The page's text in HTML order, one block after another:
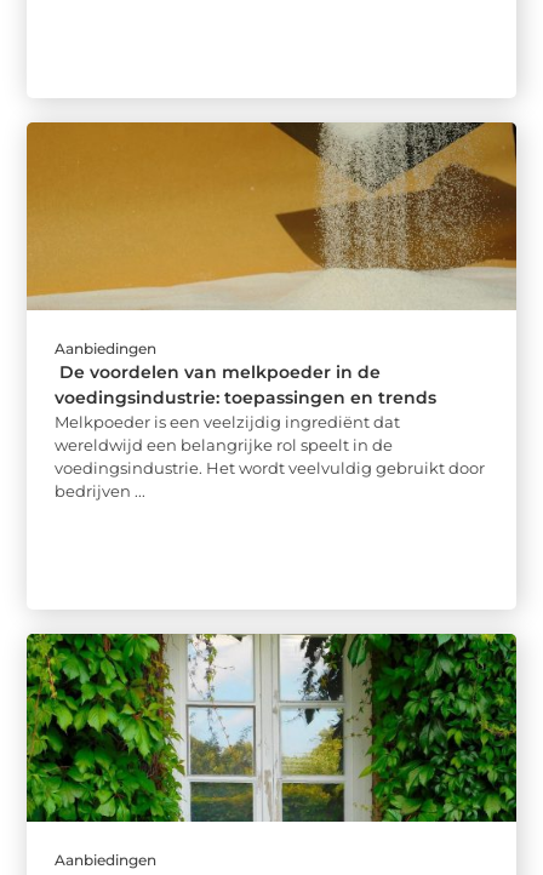
Aanbiedingen
De voordelen van melkpoeder in de
voedingsindustrie: toepassingen en trends
Melkpoeder is een veelzijdig ingrediënt dat
wereldwijd een belangrijke rol speelt in de
voedingsindustrie. Het wordt veelvuldig gebruikt door
bedrijven ...
Aanbiedingen